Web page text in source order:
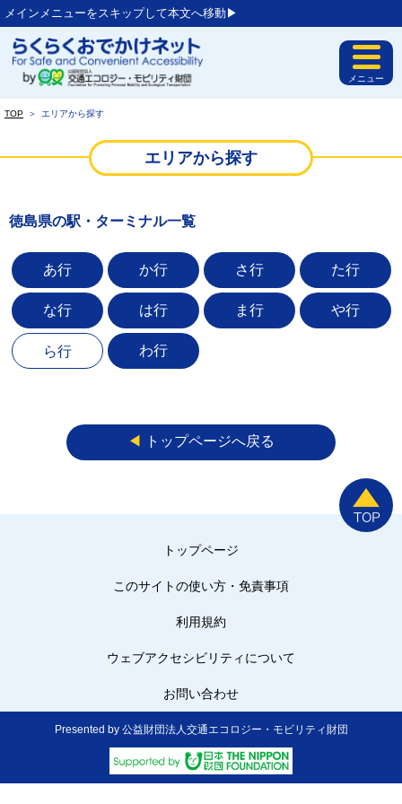
メインメニューをスキップして本文へ移動▶︎
メニュー
TOP ＞ エリアから探す
エリアから探す
徳島県の駅・ターミナル一覧
あ行 か行 さ行 た行
な行 は行 ま行 や行
ら行 わ行
◀︎ トップページへ戻る
トップページ
このサイトの使い方・免責事項
利用規約
ウェブアクセシビリティについて
お問い合わせ
Presented by 公益財団法人交通エコロジー・モビリティ財団